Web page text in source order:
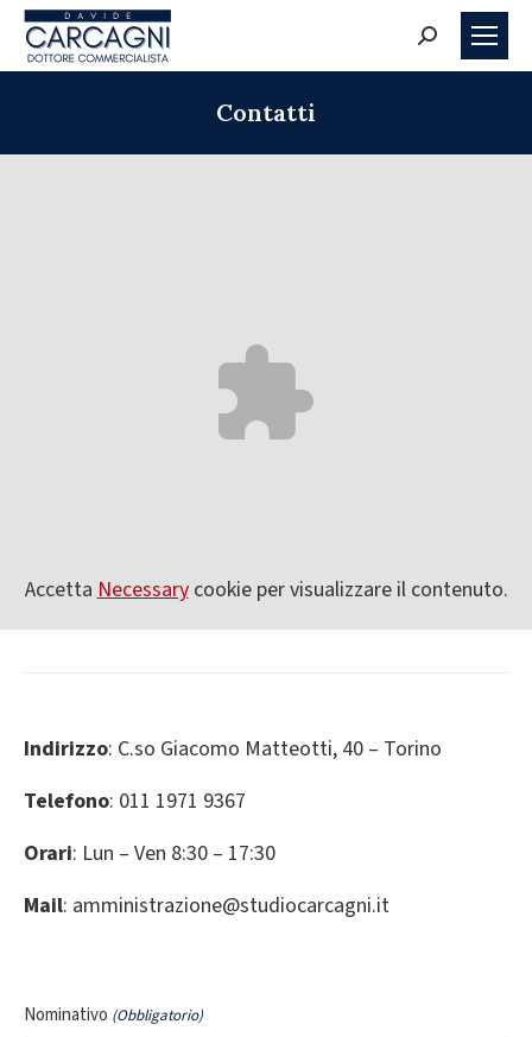
Search:
Contatti
AccettaNecessarycookie per visualizzare il contenuto.
Indirizzo: C.so Giacomo Matteotti, 40 – Torino
Telefono: 011 1971 9367
Orari: Lun – Ven 8:30 – 17:30
Mail: amministrazione@studiocarcagni.it
Nominativo (Obbligatorio)